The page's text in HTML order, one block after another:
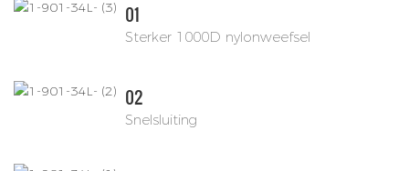
01
Sterker 1000D nylonweefsel
02
Snelsluiting